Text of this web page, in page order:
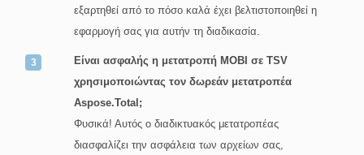
εξαρτηθεί από το πόσο καλά έχει βελτιστοποιηθεί η
εφαρμογή σας για αυτήν τη διαδικασία.
Είναι ασφαλής η μετατροπή MOBI σε TSV
χρησιμοποιώντας τον δωρεάν μετατροπέα
Aspose.Total;
Φυσικά! Αυτός ο διαδικτυακός μετατροπέας
διασφαλίζει την ασφάλεια των αρχείων σας,